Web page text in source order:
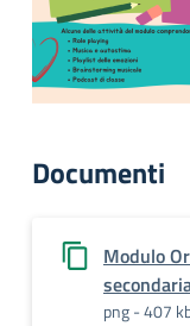
Documenti
Modulo
png - 407